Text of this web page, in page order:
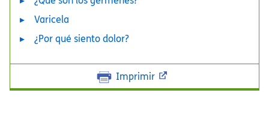
Varicela
¿Por qué siento dolor?
Imprimir